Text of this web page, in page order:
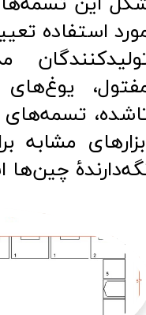
استفاده
مشابه
چین‌ها